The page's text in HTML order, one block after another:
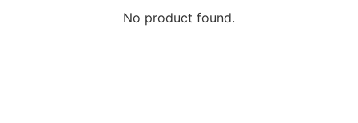
No product found.